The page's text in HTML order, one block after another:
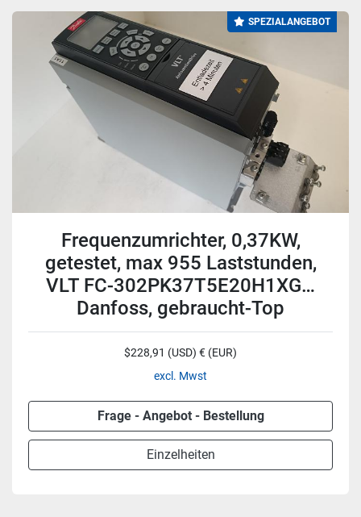
SPEZIALANGEBOT
Frequenzumrichter, 0,37KW,
getestet, max 955 Laststunden,
VLT FC-302PK37T5E20H1XG…
Danfoss, gebraucht-Top
$228,91 (USD) € (EUR)
excl. Mwst
Frage - Angebot - Bestellung
Einzelheiten